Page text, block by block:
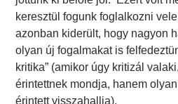
keresztül fogunk foglalkozni
azonban kiderült, hogy nagyon
olyan új fogalmakat is
kritika” (amikor úgy kritizál
érintettnek mondja, hanem
érintett visszahallja).